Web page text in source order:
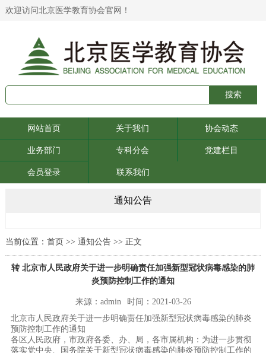
欢迎访问北京医学教育协会官网！
网站首页 关于我们 协会动态
业务部门 专科分会 党建栏目
会员登录 联系我们
通知公告
当前位置： 首页 >> 通知公告>> 正文
转 北京市人民政府关于进一步明确责任加强新型冠状病毒感染的肺
炎预防控制工作的通知
来源：admin
时间：2021-03-26
北京市人民政府关于进一步明确责任加强新型冠状病毒感染的肺炎
预防控制工作的通知
各区人民政府，市政府各委、办、局，各市属机构：为进一步贯彻
落实党中央、国务院关于新型冠状病毒感染的肺炎预防控制工作的